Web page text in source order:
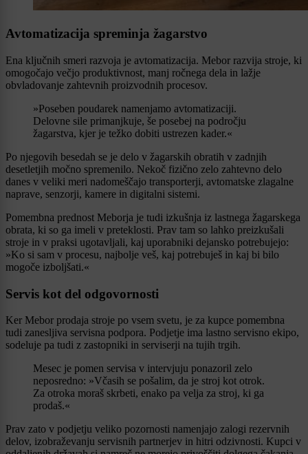
Avtomatizacija spreminja žagarstvo
Ena ključnih smeri razvoja je avtomatizacija. Mebor razvija stroje, ki
omogočajo večjo produktivnost, manj ročnega dela in lažje
obvladovanje zahtevnih proizvodnih procesov.
»Poseben poudarek namenjamo avtomatizaciji.
Delovne sile primanjkuje, še posebej na področju
žagarstva, kjer je težko dobiti ustrezen kader.«
Po njegovih besedah se je delo v žagarskih obratih v zadnjih
desetletjih močno spremenilo. Nekoč fizično zelo zahtevno delo
danes v veliki meri nadomeščajo transporterji, avtomatske zlagalne
naprave, senzorji, kamere in digitalni sistemi.
Pomembna prednost Meborja je tudi izkušnja iz lastnega žagarskega
obrata, ki so ga imeli v preteklosti. Prav tam so lahko preizkušali
stroje in v praksi ugotavljali, kaj uporabniki dejansko potrebujejo:
»Ko si sam v procesu, najbolje veš, kaj potrebuješ in kaj bi bilo
mogoče izboljšati.«
Servis kot del odgovornosti
Ker Mebor prodaja stroje po vsem svetu, je za kupce pomembna
tudi zanesljiva servisna podpora. Podjetje ima lastno servisno ekipo,
sodeluje pa tudi z zastopniki in serviserji na tujih trgih.
Mesec je pomen servisa v intervjuju ponazoril zelo
neposredno: »Včasih se pošalim, da je stroj kot otrok.
Za otroka moraš skrbeti, enako pa velja za stroj, ki ga
prodaš.«
Prav zato v podjetju veliko pozornosti namenjajo zalogi rezervnih
delov, izobraževanju servisnih partnerjev in hitri odzivnosti. Kupci v